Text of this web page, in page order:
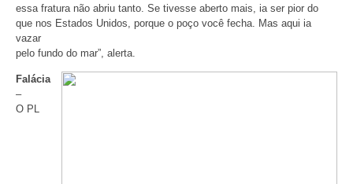
essa fratura não abriu tanto. Se tivesse aberto mais, ia ser pior do
que nos Estados Unidos, porque o poço você fecha. Mas aqui ia
vazar
pelo fundo do mar”, alerta.
Falácia
–
O PL